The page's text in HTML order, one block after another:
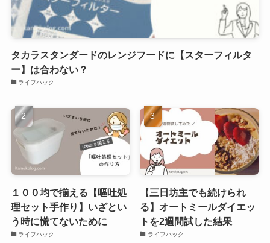
タカラスタンダードのレンジフードに【スターフィルタ
ー】は合わない？
ライフハック
１００均で揃える【嘔吐処
理セット手作り】いざとい
う時に慌てないために
ライフハック
【三日坊主でも続けられ
る】オートミールダイエッ
トを2週間試した結果
ライフハック